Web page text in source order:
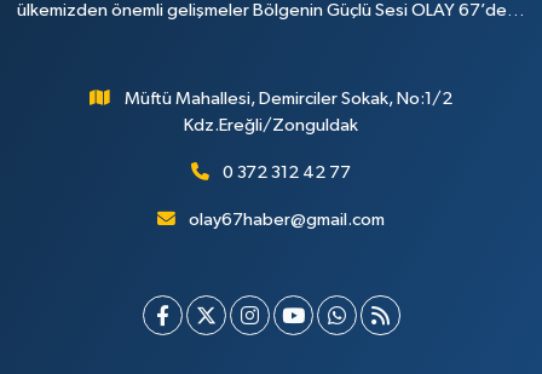
ülkemizden önemli gelişmeler Bölgenin Güçlü Sesi OLAY 67’de…
Müftü Mahallesi, Demirciler Sokak, No:1/2
Kdz.Ereğli/Zonguldak
0 372 312 42 77
olay67haber@gmail.com